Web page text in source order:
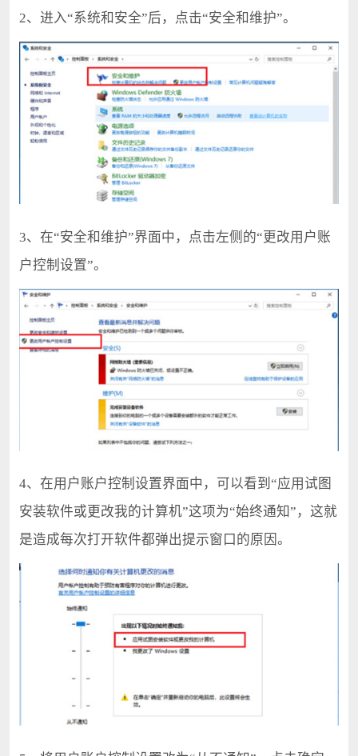
2、进入“系统和安全”后，点击“安全和维护”。
3、在“安全和维护”界面中，点击左侧的“更改用户账
户控制设置”。
4、在用户账户控制设置界面中，可以看到“应用试图
安装软件或更改我的计算机”这项为“始终通知”，这就
是造成每次打开软件都弹出提示窗口的原因。